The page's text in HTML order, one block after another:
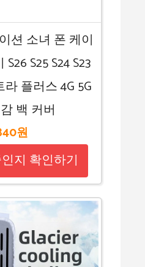
션 소녀 폰 케이
S25 S24 S23
라 플러스 4G 5G
백 커버
원
지 확인하기